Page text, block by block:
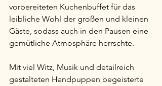
vorbereiteten Kuchenbuffet für das
leibliche Wohl der großen und kleinen
Gäste, sodass auch in den Pausen eine
gemütliche Atmosphäre herrschte.
Mit viel Witz, Musik und detailreich
gestalteten Handpuppen begeisterte